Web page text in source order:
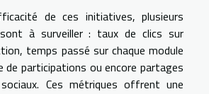
de ces initiatives, plusieurs
à surveiller : taux de clics sur
temps passé sur chaque module
de participations ou encore partages
Ces métriques offrent une